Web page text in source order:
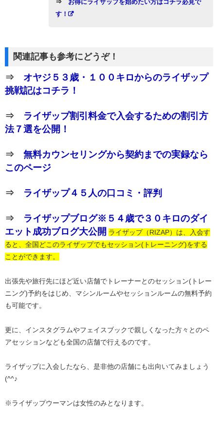
⇒
お得にライザップを始めたい方はコチラ必見で
す！
関連記事も参考にどうぞ！
⇒ オヤジ５３歳・１００キロからのライザップ
挑戦記はコチラ！
⇒ ライザップ割引料金で入会するための割引方
法７選を公開！
⇒ 無料カウンセリングから契約までの実録なら
このページ
⇒ ライザップ４５人の口コミ・評判
⇒ ライザップブログ※５４歳で３０キロのダイ
エット成功ブログ大公開 ライザップ（RIZAP）は、入会す
ると、全国どこのライザップでもセッション(トレーニング)をする
ことができます。
出張先や旅行先にほど近い店舗でトレーナーとのセッション(トレー
ニング)予約をはじめ、マシンルームやセッションルームの無料予約
も可能です。
更に、インスタグラムやフェイスブックで親しくなった方々とのペ
アセッションなども全国の店舗で行えるのです。
ライザップに入会したなら、是非他の店舗にも出向いてみましょう
(^^♪
※ライザップウーマンは女性のみとなります。